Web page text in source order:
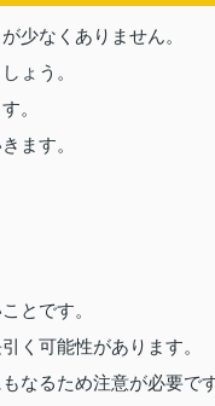
少なくありません。
ょう。
。
ます。
とです。
く可能性があります。
なるため注意が必要です